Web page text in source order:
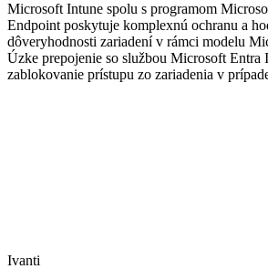
Microsoft Intune spolu s programom
Endpoint poskytuje komplexnú ochranu a
dôveryhodnosti zariadení v rámci modelu
Úzke prepojenie so službou Microsoft Entra
zablokovanie prístupu zo zariadenia v
Ivanti